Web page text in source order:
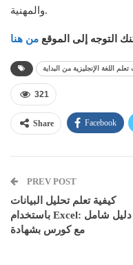
والمهنية.
التوجه إلى الموقع من هنا
اللغة الإنجليزية من البداية
321
Share Facebook
PREV POST
كيفية تعلم تحليل البيانات
باستخدام Excel: دليل شامل
مع كورس بشهادة